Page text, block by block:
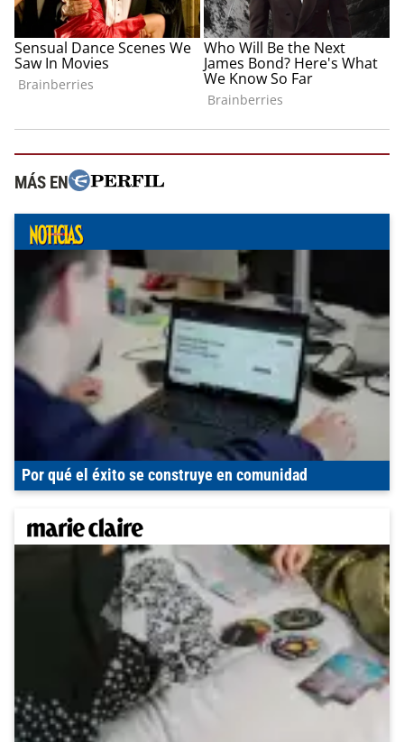
MÁS EN
Por qué el éxito se construye en comunidad